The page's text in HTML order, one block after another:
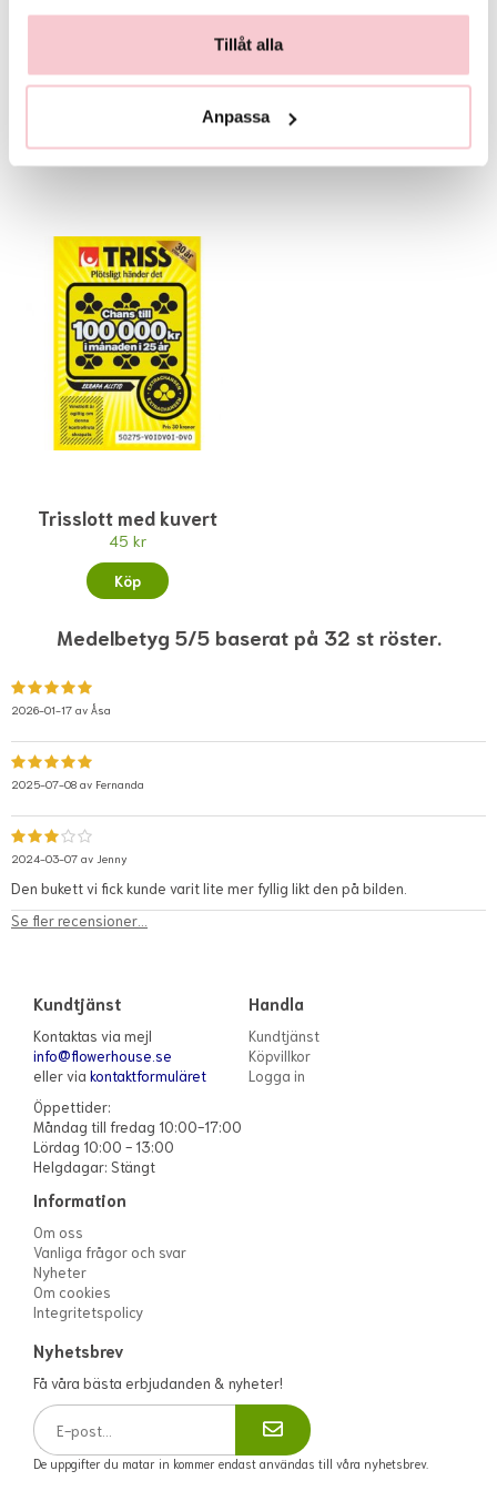
Tillåt alla
Anpassa
Glasvas Chokladstrut
Trisslott med kuvert
45 kr
Köp
Medelbetyg 5/5 baserat på 32 st röster.
2026-01-17 av Åsa
2025-07-08 av Fernanda
2024-03-07 av Jenny
Den bukett vi fick kunde varit lite mer fyllig likt den på bilden.
Se fler recensioner...
Kundtjänst
Kontaktas via mejl
info@flowerhouse.se
eller via kontaktformuläret
Öppettider:
Måndag till fredag 10:00-17:00
Lördag 10:00 - 13:00
Helgdagar: Stängt
Handla
Kundtjänst
Köpvillkor
Logga in
Information
Om oss
Vanliga frågor och svar
Nyheter
Om cookies
Integritetspolicy
Nyhetsbrev
Få våra bästa erbjudanden & nyheter!
De uppgifter du matar in kommer endast användas till våra nyhetsbrev.